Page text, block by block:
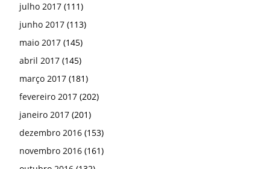
julho 2017 (111)
junho 2017 (113)
maio 2017 (145)
abril 2017 (145)
março 2017 (181)
fevereiro 2017 (202)
janeiro 2017 (201)
dezembro 2016 (153)
novembro 2016 (161)